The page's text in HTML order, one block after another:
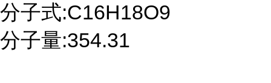
分子式:C16H18O9
分子量:354.31